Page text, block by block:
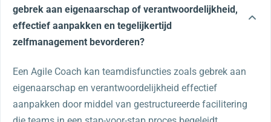
gebrek aan eigenaarschap of verantwoordelijkheid,
effectief aanpakken en tegelijkertijd
zelfmanagement bevorderen?
Een Agile Coach kan teamdisfuncties zoals gebrek aan
eigenaarschap en verantwoordelijkheid effectief
aanpakken door middel van gestructureerde facilitering